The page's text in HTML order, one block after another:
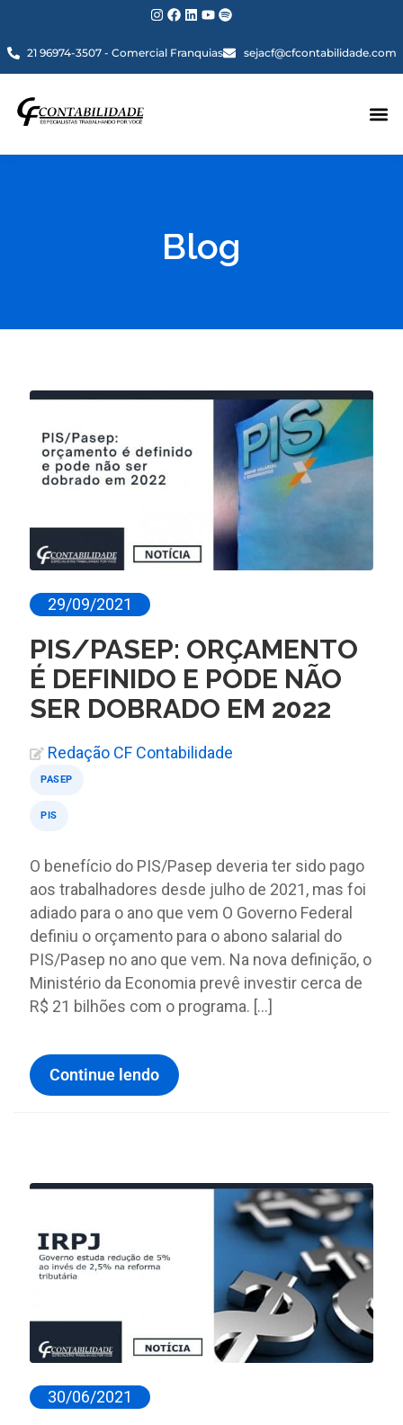
21 96974-3507 - Comercial Franquias sejacf@cfcontabilidade.com
Blog
29/09/2021
PIS/PASEP: ORÇAMENTO
É DEFINIDO E PODE NÃO
SER DOBRADO EM 2022
Redação CF Contabilidade
PASEP
PIS
O benefício do PIS/Pasep deveria ter sido pago
aos trabalhadores desde julho de 2021, mas foi
adiado para o ano que vem O Governo Federal
definiu o orçamento para o abono salarial do
PIS/Pasep no ano que vem. Na nova definição, o
Ministério da Economia prevê investir cerca de
R$ 21 bilhões com o programa. […]
Continue lendo
30/06/2021